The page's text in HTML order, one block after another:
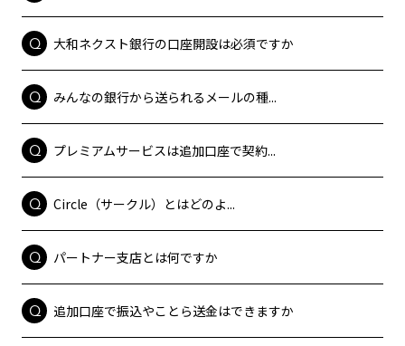
大和ネクスト銀行の口座開設は必須ですか
みんなの銀行から送られるメールの種...
プレミアムサービスは追加口座で契約...
Circle（サークル）とはどのよ...
パートナー支店とは何ですか
追加口座で振込やことら送金はできますか